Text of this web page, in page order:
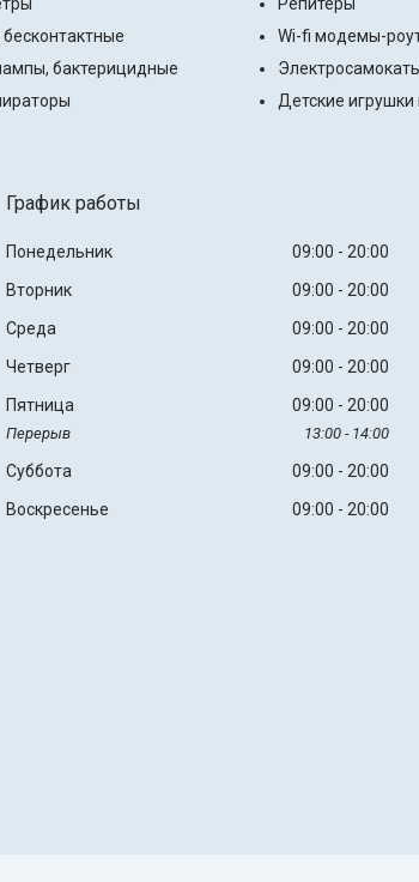
бактерицидные
Репитеры
Wi-fi модемы-
Детские игрушки
График работы
Понедельник 09:00
20:00
Вторник
09:00
20:00
Среда
09:00
20:00
Четверг
09:00
20:00
Пятница
09:00 20:00
13:00 14:00
Суббота 09:00
20:00
Воскресенье
09:00 20:00